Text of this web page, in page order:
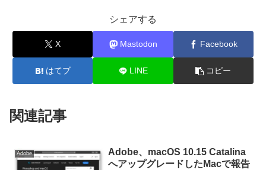
シェアする
X Mastodon Facebook
はてブ LINE コピー
関連記事
Adobe
Adobe、macOS 10.15 Catalina
へアップグレードしたMacで報告